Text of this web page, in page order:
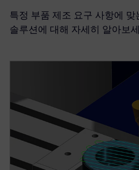
특정 부품 제조 요구 사항에
솔루션에 대해 자세히 알아보